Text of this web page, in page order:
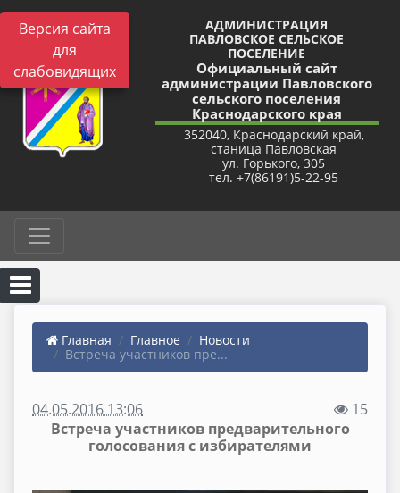
Версия сайта
для
слабовидящих
АДМИНИСТРАЦИЯ
ПАВЛОВСКОЕ СЕЛЬСКОЕ
ПОСЕЛЕНИЕ
Официальный сайт
администрации Павловского
сельского поселения
Краснодарского края
352040, Краснодарский край,
станица Павловская
ул. Горького, 305
тел. +7(86191)5-22-95
Главная Главное
Новости
Встреча участников пре...
04.05.2016 13:06
15
Встреча участников предварительного
голосования с избирателями